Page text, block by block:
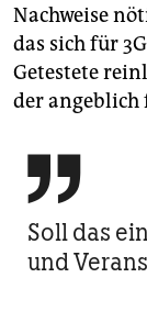
Nachweise
das sich für
Getestete
der angeblich

Soll das
und